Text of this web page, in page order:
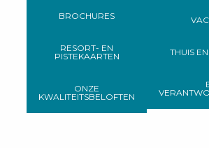
BROCHURES
RESORT- EN
PISTEKAARTEN
ONZE
KWALITEITSBELOFTEN
THUIS